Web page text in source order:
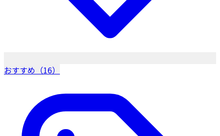
おすすめ（16）